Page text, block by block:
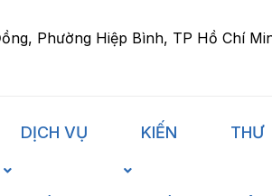
Phường Hiệp Bình, TP Hồ Chí
DỊCH VỤ KIẾN THƯ